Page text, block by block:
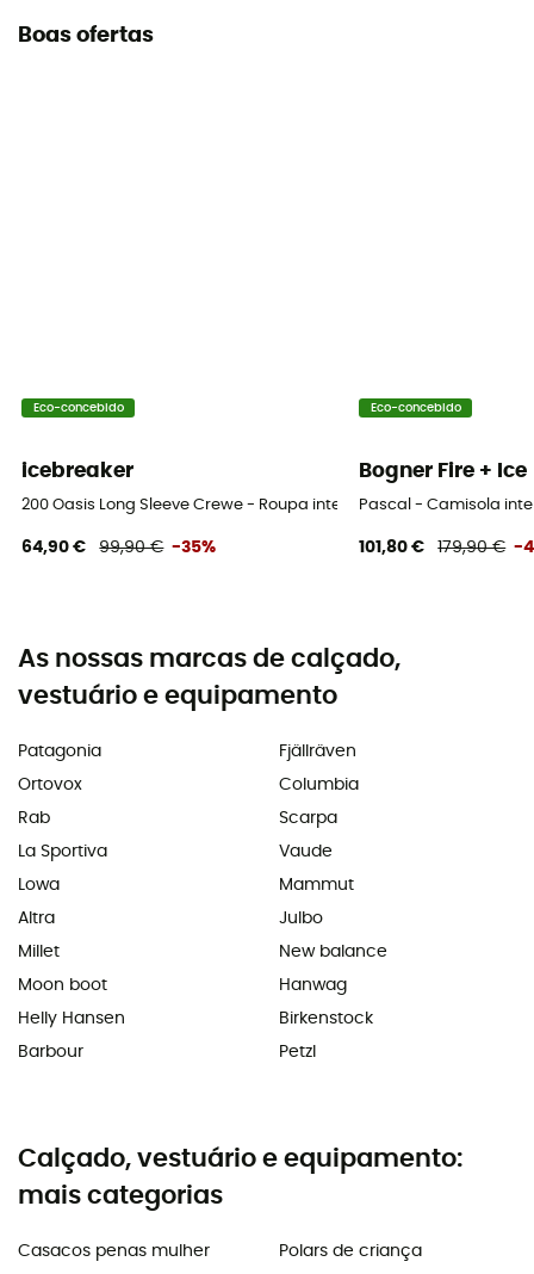
Boas ofertas
Eco-concebido
icebreaker
200 Oasis Long Sleeve Crewe - Roupa interior de lã merino homem
64,90 € 99,90 € -35%
Eco-concebido
Bogner Fire + Ice
Pascal - Camisola
101,80 € 179,90 € -
As nossas marcas de calçado,
vestuário e equipamento
Patagonia
Ortovox
Rab
La Sportiva
Lowa
Altra
Millet
Moon boot
Helly Hansen
Barbour
Fjällräven
Columbia
Scarpa
Vaude
Mammut
Julbo
New balance
Hanwag
Birkenstock
Petzl
Calçado, vestuário e equipamento:
mais categorias
Casacos penas mulher
Polars de criança